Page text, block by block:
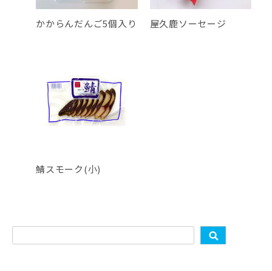
かからんだんご5個入り 屋久鹿ソーセージ
鯖スモーク(小)